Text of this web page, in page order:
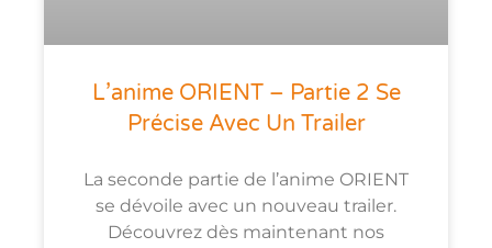
L’anime ORIENT – Partie 2 Se
Précise Avec Un Trailer
La seconde partie de l’anime ORIENT
se dévoile avec un nouveau trailer.
Découvrez dès maintenant nos